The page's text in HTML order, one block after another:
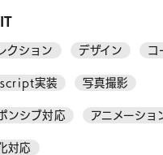
TEL 06-6940-
クション デザイン コ
実装 写真撮影
ンシブ対応 アニメーショ
対応